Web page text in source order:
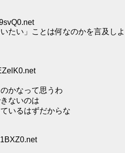
たい」ことは何なのかを言及しよ
かなって思うわ
ないのは
いるはずだからな